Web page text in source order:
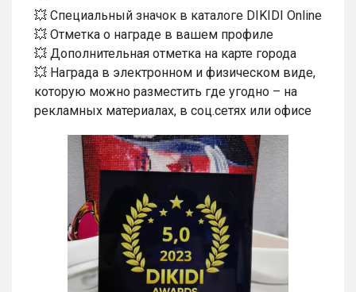
💥 Специальный значок в каталоге DIKIDI Online
💥 Отметка о награде в вашем профиле
💥 Дополнительная отметка на карте города
💥 Награда в электронном и физическом виде,
которую можно разместить где угодно – на
рекламных материалах, в соц.сетях или офисе